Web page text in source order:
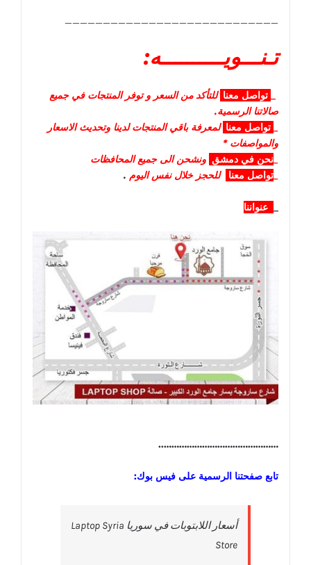
____________________________
تـنـــويــــــــــه:
تواصل معنا للتأكد من السعر و توفر المنتجات في جميع
صالاتنا الرسمية.
تواصل معنا لمعرفة باقي المنتجات لدينا وتحديث الاسعار
والمواصفات *
نحن في دمشق ونشحن الى جميع المحافظات
تواصل معنا للحجز خلال نفس اليوم .
عنواننا
………………………………………..
تابع صفحتنا الرسمية على فيس بوك:
‎أسعار اللابتوبات في سوريا Laptop Syria
Store‎